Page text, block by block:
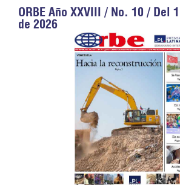
ORBE Año XXVIII / No. 10 / Del
de 2026